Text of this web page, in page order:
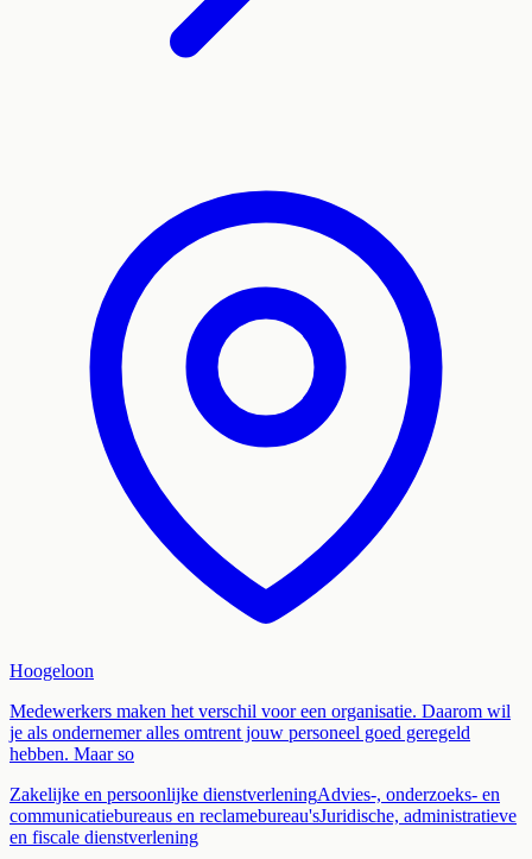
Hoogeloon
Medewerkers maken het verschil voor een organisatie. Daarom wil
je als ondernemer alles omtrent jouw personeel goed geregeld
hebben. Maar so
Zakelijke en persoonlijke dienstverleningAdvies-, onderzoeks- en
communicatiebureaus en reclamebureau'sJuridische, administratieve
en fiscale dienstverlening